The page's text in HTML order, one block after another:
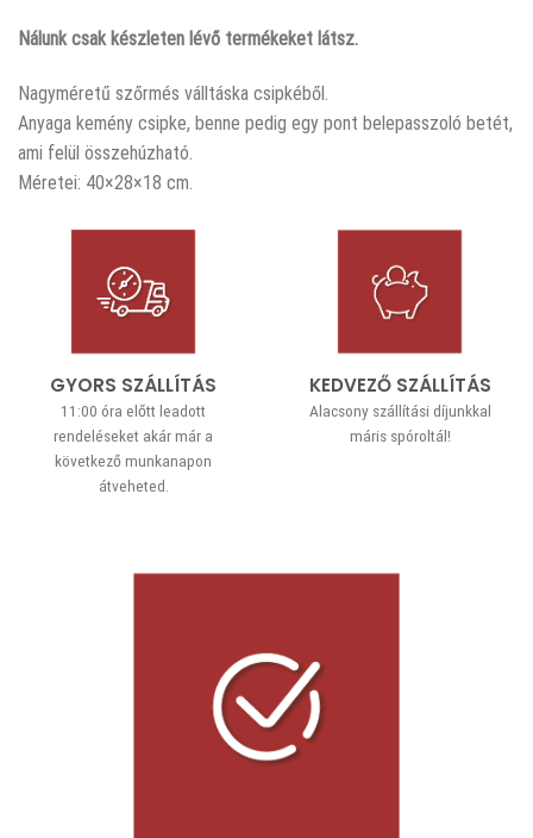
Nálunk csak készleten lévő termékeket látsz.
Nagyméretű szőrmés válltáska csipkéből.
Anyaga kemény csipke, benne pedig egy pont belepasszoló betét,
ami felül összehúzható.
Méretei: 40×28×18 cm.
GYORS SZÁLLÍTÁS
11:00 óra előtt leadott
rendeléseket akár már a
következő munkanapon
átveheted.
KEDVEZŐ SZÁLLÍTÁS
Alacsony szállítási díjunkkal
máris spóroltál!